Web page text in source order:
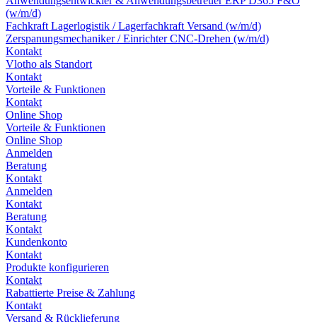
(w/m/d)
Fachkraft Lagerlogistik / Lagerfachkraft Versand (w/m/d)
Zerspanungsmechaniker / Einrichter CNC-Drehen (w/m/d)
Kontakt
Vlotho als Standort
Kontakt
Vorteile & Funktionen
Kontakt
Online Shop
Vorteile & Funktionen
Online Shop
Anmelden
Beratung
Kontakt
Anmelden
Kontakt
Beratung
Kontakt
Kundenkonto
Kontakt
Produkte konfigurieren
Kontakt
Rabattierte Preise & Zahlung
Kontakt
Versand & Rücklieferung